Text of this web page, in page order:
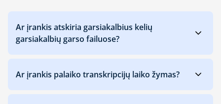
Ar įrankis atskiria garsiakalbius kelių
garsiakalbių garso failuose?
Ar įrankis palaiko transkripcijų laiko žymas?